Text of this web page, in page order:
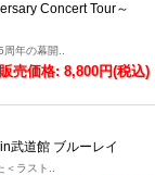
Concert Tour～
年の幕開..
販売価格: 8,800円(税込)
武道館 ブルーレイ
ラスト..